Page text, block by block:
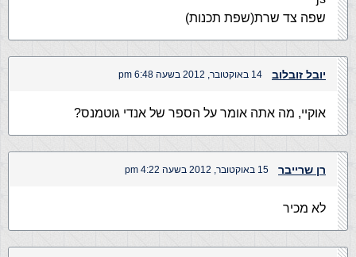
שפה צד שרת(שפת תכנות)
יובל זובלוב 14 באוקטובר, 2012 בשעה 6:48 pm
אוקיי, מה אתה אומר על הספר של אנדי גוטמנס?
רן שרייבר 15 באוקטובר, 2012 בשעה 4:22 pm
לא מכיר